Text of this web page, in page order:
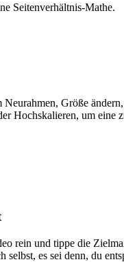
Seitenverhältnis-Mathe.
Größe
Hochskalieren, um eine
rein und tippe die
selbst, es sei denn, du